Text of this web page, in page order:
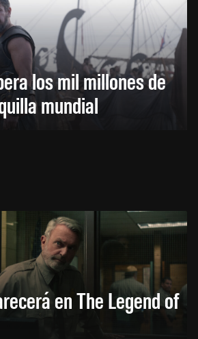
los mil millones de
mundial
en The Legend of